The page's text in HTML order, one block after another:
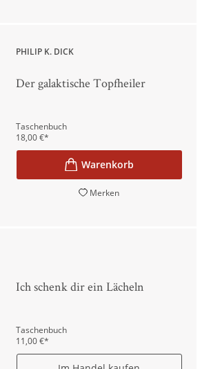
PHILIP K. DICK
Der galaktische Topfheiler
Taschenbuch
18,00€*
Merken
Ich schenk dir ein Lächeln
Taschenbuch
11,00€*